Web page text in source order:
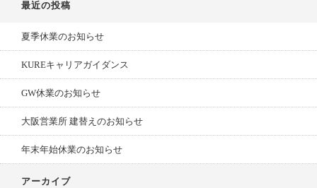
最近の投稿
夏季休業のお知らせ
KUREキャリアガイダンス
GW休業のお知らせ
大阪営業所 建替えのお知らせ
年末年始休業のお知らせ
アーカイブ